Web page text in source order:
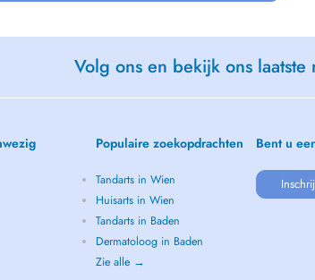
Volg ons en bekijk ons laatste
Populaire zoekopdrachten
Tandarts in Wien
Huisarts in Wien
Tandarts in Baden
Dermatoloog in Baden
Zie alle →
Bent u